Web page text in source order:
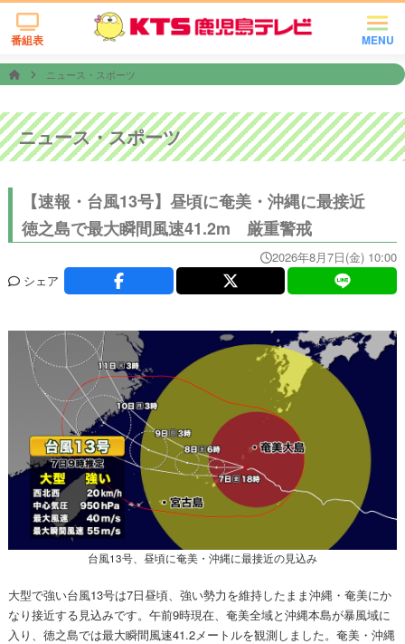
MENU
番組表
ニュース・スポーツ
ニュース・スポーツ
【速報・台風13号】昼頃に奄美・沖縄に最接近
徳之島で最大瞬間風速41.2m 厳重警戒
2026年8月7日(金) 10:00
シェア
台風13号、昼頃に奄美・沖縄に最接近の見込み
大型で強い台風13号は7日昼頃、強い勢力を維持したまま沖縄・奄美にか
なり接近する見込みです。午前9時現在、奄美全域と沖縄本島が暴風域に
入り、徳之島では最大瞬間風速41.2メートルを観測しました。奄美・沖縄